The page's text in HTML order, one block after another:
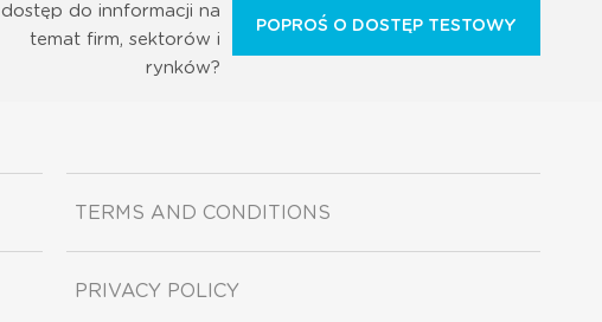
dostęp do innformacji na
temat firm, sektorów i
rynków?
POPROŚ O DOSTĘP TESTOWY
TERMS AND CONDITIONS
PRIVACY POLICY